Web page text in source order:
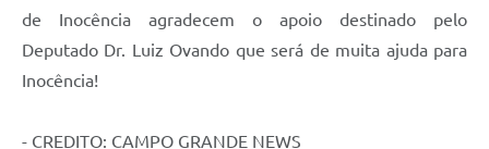
de Inocência agradecem o apoio destinado pelo
Deputado Dr. Luiz Ovando que será de muita ajuda para
Inocência!
- CREDITO: CAMPO GRANDE NEWS